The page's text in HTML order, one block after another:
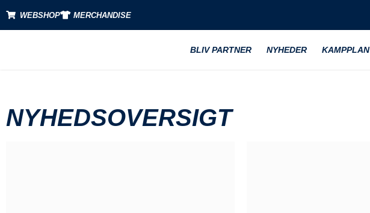
WEBSHOP MERCHANDISE
BLIV PARTNER NYHEDER KAMPPLAN
NYHEDSOVERSIGT